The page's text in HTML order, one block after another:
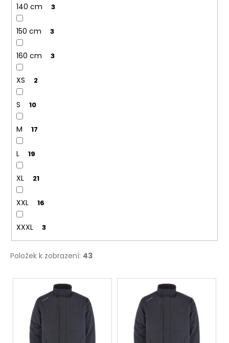
140 cm 3
150 cm 3
160 cm 3
XS 2
S 10
M 17
L 19
XL 21
XXL 16
XXXL 3
Položek k zobrazení: 43
V